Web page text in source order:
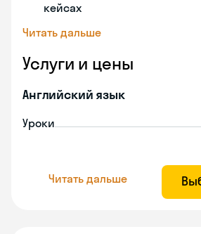
кейсах
Читать дальше
Услуги и цены
Английский язык
Уроки
Читать дальше